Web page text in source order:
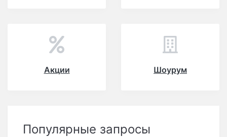
Акции Шоурум
Популярные запросы